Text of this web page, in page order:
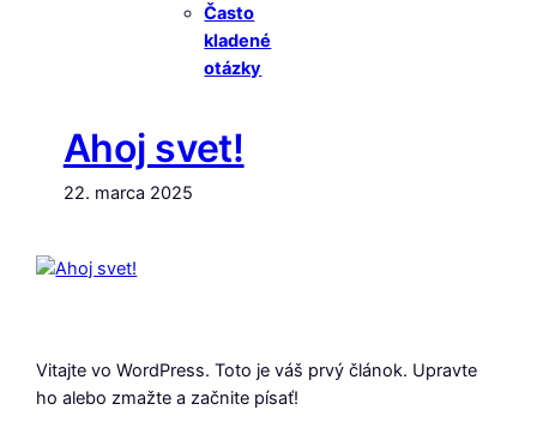
Často
kladené
otázky
Ahoj svet!
22. marca 2025
Vitajte vo WordPress. Toto je váš prvý článok. Upravte
ho alebo zmažte a začnite písať!